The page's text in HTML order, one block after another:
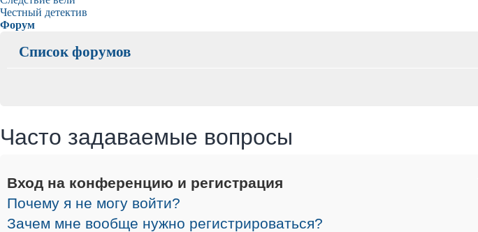
Честный детектив
Форум
Список форумов
Часто задаваемые вопросы
Вход на конференцию и регистрация
Почему я не могу войти?
Зачем мне вообще нужно регистрироваться?